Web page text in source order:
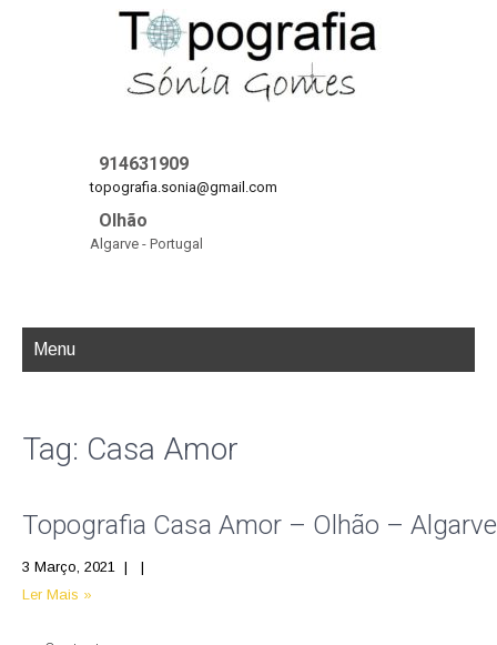
914631909
topografia.sonia@gmail.com
Olhão
Algarve - Portugal
Menu
Tag: Casa Amor
Topografia Casa Amor – Olhão – Algarve
3 Março, 2021 |
|
Ler Mais »